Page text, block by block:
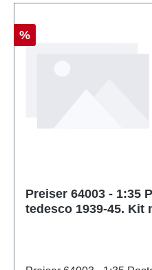
Sconto
%
Preiser 64003 - 1:35
tedesco 1939-45. Kit